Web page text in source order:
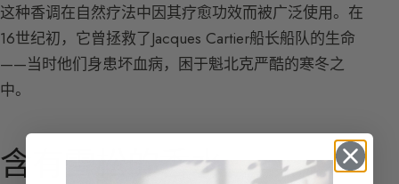
这种香调在自然疗法中因其疗愈功效而被广泛使用。在
16世纪初，它曾拯救了Jacques Cartier船长船队的生命
——当时他们身患坏血病，困于魁北克严酷的寒冬之
中。
含有雪松的香水